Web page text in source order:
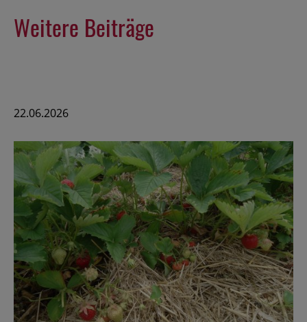
Weitere Beiträge
22.06.2026